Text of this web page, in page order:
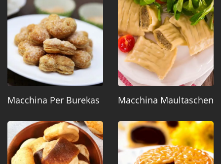
Macchina Per Burekas Macchina Maultaschen